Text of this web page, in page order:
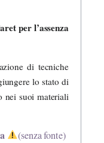
per l’assenza
di tecniche
lo stato di
nei suoi materiali
(senza fonte)